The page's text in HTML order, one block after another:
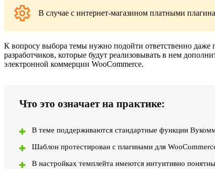
В случае с интернет-магазином платными
К вопросу выбора темы нужно подойти ответственно
разработчиков, которые будут реализовывать в нем
электронной коммерции WooCommerce.
Что это означает на практике:
В теме поддерживаются стандартные функции
Шаблон протестирован с плагинами для
В настройках темплейта имеются интуитивно